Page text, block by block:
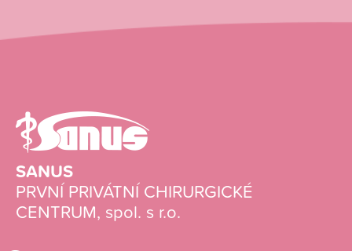
SANUS
PRVNÍ PRIVÁTNÍ CHIRURGICKÉ
CENTRUM, spol. s r.o.